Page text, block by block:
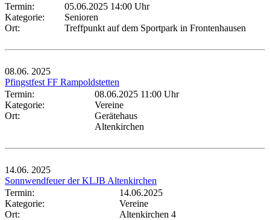
Termin:
05.06.2025 14:00 Uhr
Kategorie:
Senioren
Ort:
Treffpunkt auf dem Sportpark in Frontenhausen
08.06. 2025
Pfingstfest FF Rampoldstetten
Termin:
08.06.2025 11:00 Uhr
Kategorie:
Vereine
Ort:
Gerätehaus
Altenkirchen
14.06. 2025
Sonnwendfeuer der KLJB Altenkirchen
Termin:
14.06.2025
Kategorie:
Vereine
Ort:
Altenkirchen 4